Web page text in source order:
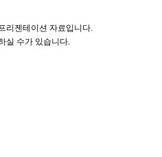
리젠테이션 자료입니다.
실 수가 있습니다.